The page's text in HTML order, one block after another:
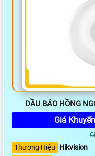
DẦU BÁO HỒNG
Giá
Thương Hiệu
Hikvision